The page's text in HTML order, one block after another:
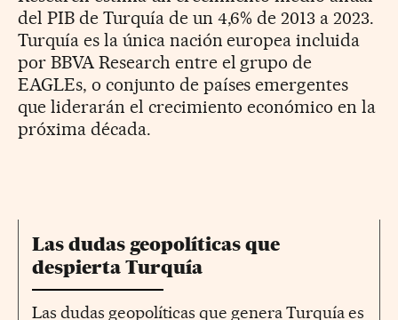
del PIB de Turquía de un 4,6% de 2013 a 2023.
Turquía es la única nación europea incluida
por BBVA Research entre el grupo de
EAGLEs, o conjunto de países emergentes
que liderarán el crecimiento económico en la
próxima década.
Las dudas geopolíticas que
despierta Turquía
Las dudas geopolíticas que genera Turquía es